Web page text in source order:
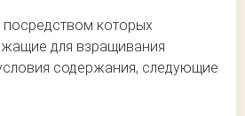
посредством которых
для взращивания
содержания, следующие